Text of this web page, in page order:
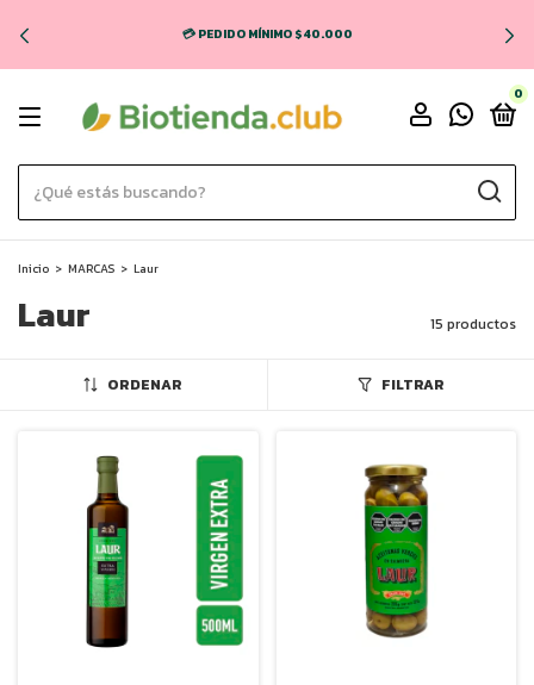
💳 PEDIDO MÍNIMO $40.000
0
Inicio > MARCAS > Laur
Laur 15 productos
ORDENAR FILTRAR